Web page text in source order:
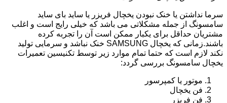
سرما نداشتن یا خنک نبودن یخچال فریزر یا ساید بای ساید
سامسونگ از جمله مشکلاتی می باشد که خیلی رایج است و اغلب
مشتریان حداقل برای یکبار ممکن است آن را تجربه کرده
باشند.زمانی که یخچال SAMSUNG خنک نباشد و سرمایی تولید
نکند لازم است که حتما تمام موارد زیر توسط تکنیسین تعمیرات
یخچال سامسونگ بررسی گردد:
موتور یا کمپرسور
فن یخچال
فن فریزر